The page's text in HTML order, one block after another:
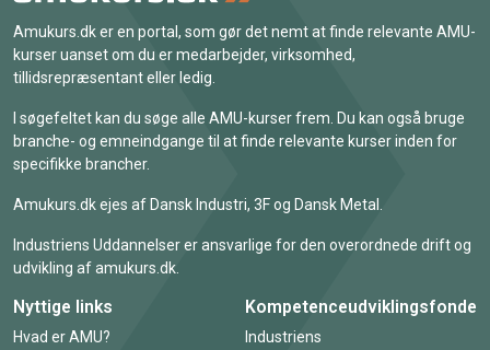
Amukurs.dk er en portal, som gør det nemt at finde relevante AMU-
kurser uanset om du er medarbejder, virksomhed,
tillidsrepræsentant eller ledig.
I søgefeltet kan du søge alle AMU-kurser frem. Du kan også bruge
branche- og emneindgange til at finde relevante kurser inden for
specifikke brancher.
Amukurs.dk ejes af Dansk Industri, 3F og Dansk Metal.
Industriens Uddannelser er ansvarlige for den overordnede drift og
udvikling af amukurs.dk.
Nyttige links
Hvad er AMU?
Kompetenceudviklingsfonde
Industriens